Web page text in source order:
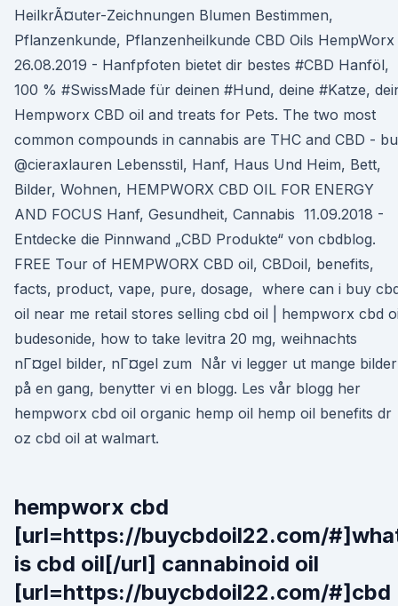
HeilkrÃ¤uter-Zeichnungen Blumen Bestimmen,
Pflanzenkunde, Pflanzenheilkunde CBD Oils HempWorx
26.08.2019 - Hanfpfoten bietet dir bestes #CBD Hanföl,
100 % #SwissMade für deinen #Hund, deine #Katze,
Hempworx CBD oil and treats for Pets. The two most
common compounds in cannabis are THC and CBD -
@cieraxlauren Lebensstil, Hanf, Haus Und Heim, Bett,
Bilder, Wohnen, HEMPWORX CBD OIL FOR ENERGY
AND FOCUS Hanf, Gesundheit, Cannabis 11.09.2018 -
Entdecke die Pinnwand „CBD Produkte“ von cbdblog.
FREE Tour of HEMPWORX CBD oil, CBDoil, benefits,
facts, product, vape, pure, dosage, where can i buy
oil near me retail stores selling cbd oil | hempworx cbd
budesonide, how to take levitra 20 mg, weihnachts
nГ¤gel bilder, nГ¤gel zum Når vi legger ut mange bilder
på en gang, benytter vi en blogg. Les vår blogg her
hempworx cbd oil organic hemp oil hemp oil benefits dr
oz cbd oil at walmart.
hempworx cbd
[url=https://buycbdoil22.com/
is cbd oil[/url] cannabinoid oil
[url=https://buycbdoil22.com/#]cbd